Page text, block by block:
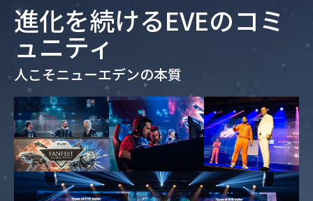
進化を続けるEVEのコミ
ュニティ
人こそニューエデンの本質